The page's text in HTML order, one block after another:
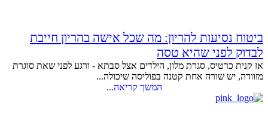
ביטוח נסיעות להריון: מה שכל אישה בהריון חייבת
לבדוק לפני שהיא טסה
אז קנית כרטיס, סגרת מלון, הילדים אצל סבתא - ורגע לפני שאת סוגרת
מזוודה, יש שורה אחת קטנה בפוליסה שיכולה...
המשך קריאה...